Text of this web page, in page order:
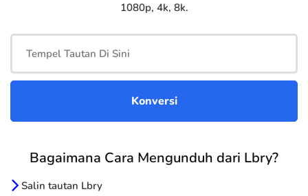
1080p, 4k, 8k.
Bagaimana Cara Mengunduh dari Lbry?
Salin tautan Lbry